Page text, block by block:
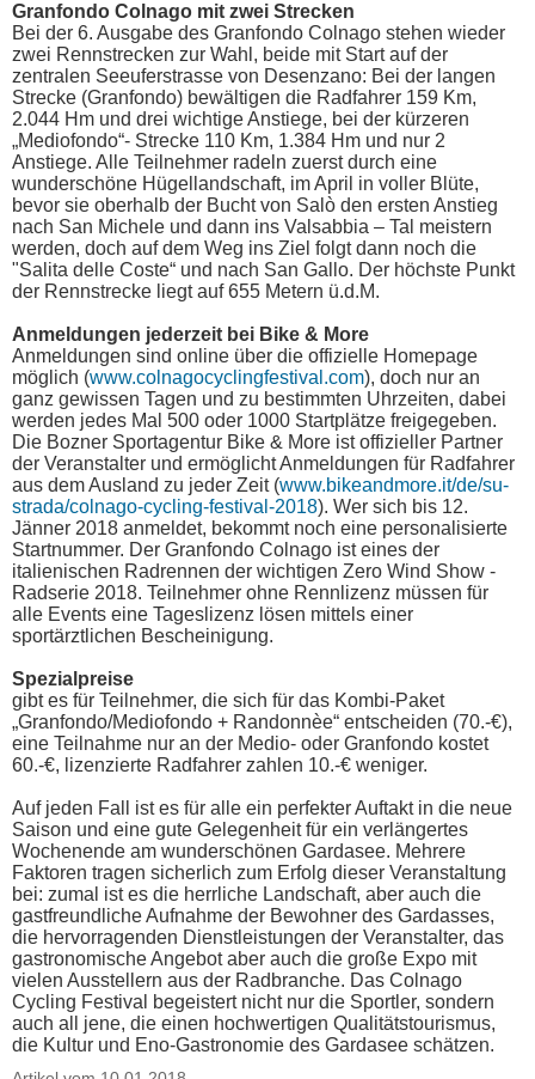
Granfondo Colnago mit zwei Strecken
Bei der 6. Ausgabe des Granfondo Colnago stehen wieder
zwei Rennstrecken zur Wahl, beide mit Start auf der
zentralen Seeuferstrasse von Desenzano: Bei der langen
Strecke (Granfondo) bewältigen die Radfahrer 159 Km,
2.044 Hm und drei wichtige Anstiege, bei der kürzeren
„Mediofondo“- Strecke 110 Km, 1.384 Hm und nur 2
Anstiege. Alle Teilnehmer radeln zuerst durch eine
wunderschöne Hügellandschaft, im April in voller Blüte,
bevor sie oberhalb der Bucht von Salò den ersten Anstieg
nach San Michele und dann ins Valsabbia – Tal meistern
werden, doch auf dem Weg ins Ziel folgt dann noch die
"Salita delle Coste“ und nach San Gallo. Der höchste Punkt
der Rennstrecke liegt auf 655 Metern ü.d.M.
Anmeldungen jederzeit bei Bike & More
Anmeldungen sind online über die offizielle Homepage
möglich (www.colnagocyclingfestival.com), doch nur an
ganz gewissen Tagen und zu bestimmten Uhrzeiten, dabei
werden jedes Mal 500 oder 1000 Startplätze freigegeben.
Die Bozner Sportagentur Bike & More ist offizieller Partner
der Veranstalter und ermöglicht Anmeldungen für Radfahrer
aus dem Ausland zu jeder Zeit (www.bikeandmore.it/de/su-
strada/colnago-cycling-festival-2018). Wer sich bis 12.
Jänner 2018 anmeldet, bekommt noch eine personalisierte
Startnummer. Der Granfondo Colnago ist eines der
italienischen Radrennen der wichtigen Zero Wind Show -
Radserie 2018. Teilnehmer ohne Rennlizenz müssen für
alle Events eine Tageslizenz lösen mittels einer
sportärztlichen Bescheinigung.
Spezialpreise
gibt es für Teilnehmer, die sich für das Kombi-Paket
„Granfondo/Mediofondo + Randonnèe“ entscheiden (70.-€),
eine Teilnahme nur an der Medio- oder Granfondo kostet
60.-€, lizenzierte Radfahrer zahlen 10.-€ weniger.
Auf jeden Fall ist es für alle ein perfekter Auftakt in die neue
Saison und eine gute Gelegenheit für ein verlängertes
Wochenende am wunderschönen Gardasee. Mehrere
Faktoren tragen sicherlich zum Erfolg dieser Veranstaltung
bei: zumal ist es die herrliche Landschaft, aber auch die
gastfreundliche Aufnahme der Bewohner des Gardasses,
die hervorragenden Dienstleistungen der Veranstalter, das
gastronomische Angebot aber auch die große Expo mit
vielen Ausstellern aus der Radbranche. Das Colnago
Cycling Festival begeistert nicht nur die Sportler, sondern
auch all jene, die einen hochwertigen Qualitätstourismus,
die Kultur und Eno-Gastronomie des Gardasee schätzen.